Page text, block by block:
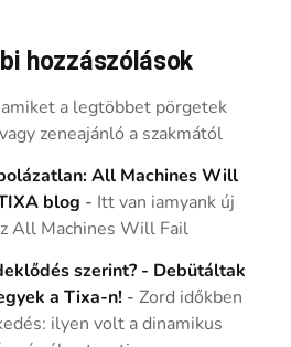
hozzászólások
amiket a legtöbbet pörgetek
zeneajánló a szakmától
All Machines Will
blog - Itt van iamyank új
All Machines Will Fail
szerint? - Debütáltak
a Tixa-n! -Zord időkben
ilyen volt a dinamikus